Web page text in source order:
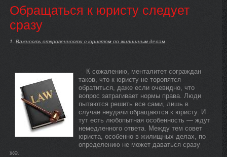
Обращаться к юристу следует
сразу
Важность откровенности с юристом по жилищным делам
К сожалению, менталитет сограждан
таков, что к юристу не торопятся
обратиться, даже если очевидно, что
вопрос затрагивает нормы права. Люди
пытаются решить все сами, лишь в
случае неудачи обращаются к юристу. И
тут есть любопытная особенность — ждут
немедленного ответа. Между тем совет
юриста, особенно в жилищных делах, по
определению не может даваться сразу
же.